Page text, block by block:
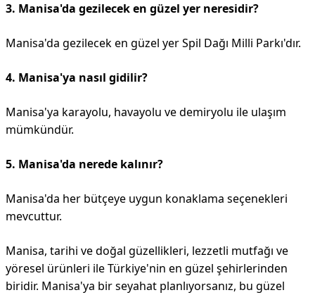
3. Manisa'da gezilecek en güzel yer neresidir?
Manisa'da gezilecek en güzel yer Spil Dağı Milli Parkı'dır.
4. Manisa'ya nasıl gidilir?
Manisa'ya karayolu, havayolu ve demiryolu ile ulaşım
mümkündür.
5. Manisa'da nerede kalınır?
Manisa'da her bütçeye uygun konaklama seçenekleri
mevcuttur.
Manisa, tarihi ve doğal güzellikleri, lezzetli mutfağı ve
yöresel ürünleri ile Türkiye'nin en güzel şehirlerinden
biridir. Manisa'ya bir seyahat planlıyorsanız, bu güzel